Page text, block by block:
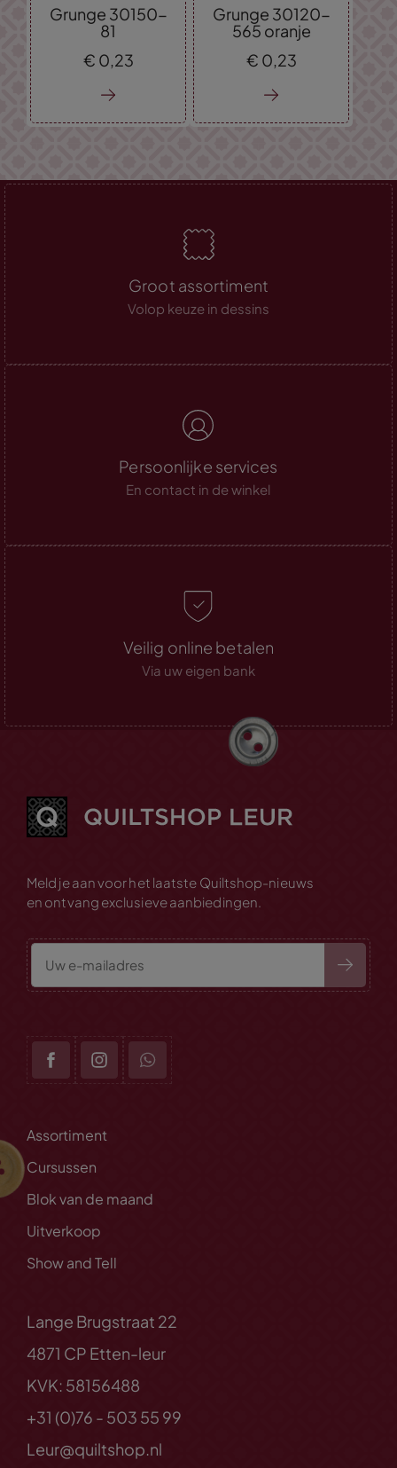
Grunge 30150-
81
€ 0, 23
Grunge 30120-
565 oranje
€ 0, 23
Groot assortiment
Volop keuze in dessins
Persoonlijke services
En contact in de winkel
Veilig online betalen
Via uw eigen bank
Meld je aan voor het laatste Quiltshop-nieuws
en ontvang exclusieve aanbiedingen.
Assortiment
Cursussen
Blok van de maand
Uitverkoop
Show and Tell
Lange Brugstraat 22
4871 CP Etten-leur
KVK: 58156488
+31 (0)76 - 503 55 99
Leur@quiltshop.nl